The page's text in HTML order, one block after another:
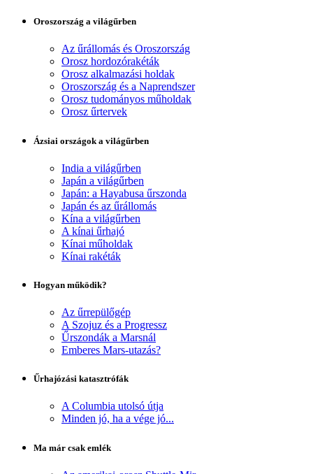
Oroszország a világűrben
Az űrállomás és Oroszország
Orosz hordozórakéták
Orosz alkalmazási holdak
Oroszország és a Naprendszer
Orosz tudományos műholdak
Orosz űrtervek
Ázsiai országok a világűrben
India a világűrben
Japán a világűrben
Japán: a Hayabusa űrszonda
Japán és az űrállomás
Kína a világűrben
A kínai űrhajó
Kínai műholdak
Kínai rakéták
Hogyan működik?
Az űrrepülőgép
A Szojuz és a Progressz
Űrszondák a Marsnál
Emberes Mars-utazás?
Űrhajózási katasztrófák
A Columbia utolsó útja
Minden jó, ha a vége jó...
Ma már csak emlék